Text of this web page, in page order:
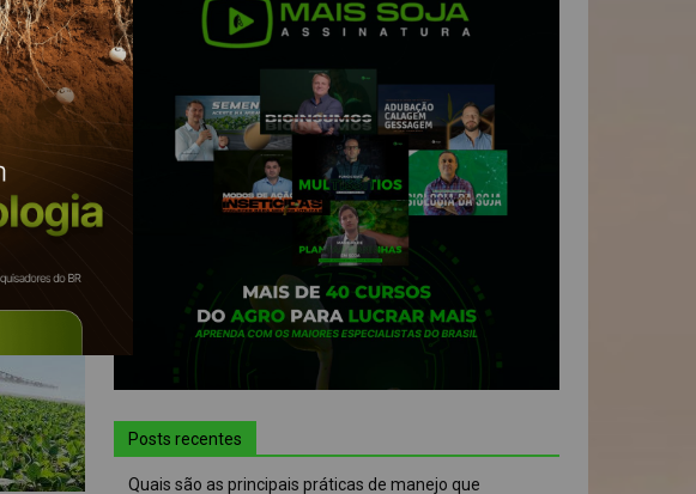
Posts recentes
Quais são as principais práticas de manejo que